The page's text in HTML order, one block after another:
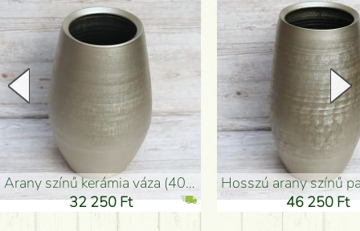
arany színű kerámia váza (40x26cm)
32 250 Ft
hosszú arany színű
46 250 Ft